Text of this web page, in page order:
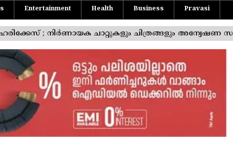
Entertainment Health Business Pravasi